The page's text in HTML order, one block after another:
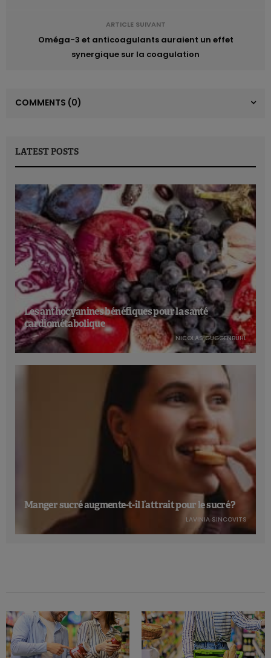
ARTICLE SUIVANT
Oméga-3 et anticoagulants auraient un effet
synergique sur la coagulation
COMMENTS (0)
LATEST POSTS
Les anthocyanines bénéfiques pour la santé
cardiométabolique
NICOLAS GUGGENBÜHL
Manger sucré augmente-t-il l’attrait pour le sucré ?
LAVINIA SINCOVITS